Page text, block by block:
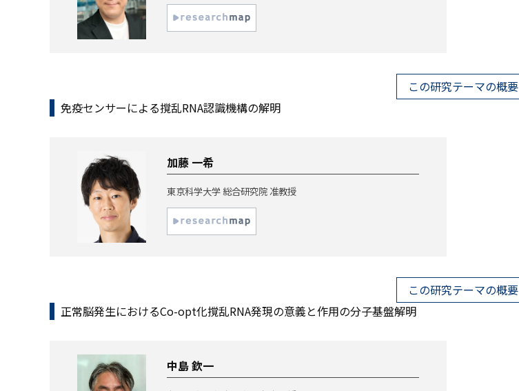
この研究テーマの概要
免疫センサーによる撹乱RNA認識機構の解明
加藤 一希
東京科学大学 総合研究院 准教授
この研究テーマの概要
正常脳発生におけるCo-opt化撹乱RNA発現の意義と作用の分子基盤解明
中島 欽一